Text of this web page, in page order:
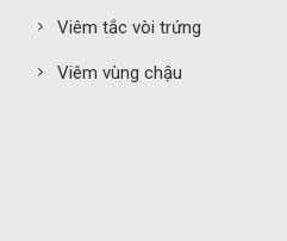
Viêm tắc vòi trứng
Viêm vùng chậu